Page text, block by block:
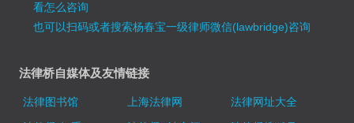
看怎么咨询
也可以扫码或者搜索杨春宝一级律师微信(lawbridge)咨询
法律桥自媒体及友情链接
法律图书馆 上海法律网
法律网址大全